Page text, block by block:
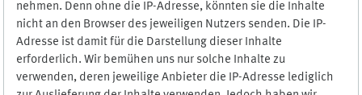
nehmen. Denn ohne die IP-Adresse, könnten sie die Inhalte
nicht an den Browser des jeweiligen Nutzers senden. Die IP-
Adresse ist damit für die Darstellung dieser Inhalte
erforderlich. Wir bemühen uns nur solche Inhalte zu
verwenden, deren jeweilige Anbieter die IP-Adresse lediglich